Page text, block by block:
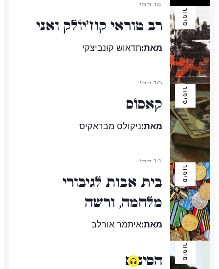
16 דק'
סיפור רב טוראי קֹוזְ'יוֹלֶק ואני
מאת:תדאוש קונביצקי
19 דק'
סיפור קאסוֹס
מאת:ניקולס מבראקיס
12 דק'
סיפור
בית אבות לגיבורי
מלחמה, ורשה
מאת:איתמר אורלב
10 דק' סיפור הסינים